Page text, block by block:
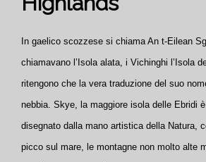
In gaelico scozzese si chiama An t-Eilean
chiamavano l’Isola alata, i Vichinghi l’Isola
ritengono che la vera traduzione del suo
nebbia. Skye, la maggiore isola delle Ebridi
disegnato dalla mano artistica della Natura,
picco sul mare, le montagne non molto alte